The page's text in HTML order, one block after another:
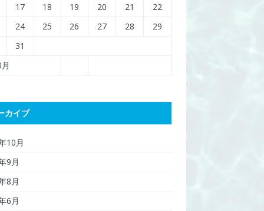
17
18 19 20 21
22
24
25 26 27 28
29
31
カイブ
10月
9月
8月
6月